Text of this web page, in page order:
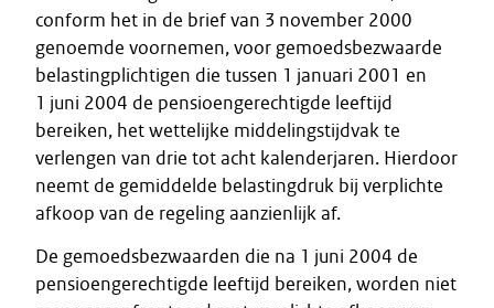
conform het in de brief van 3 november 2000
genoemde voornemen, voor gemoedsbezwaarde
belastingplichtigen die tussen 1 januari 2001 en
1 juni 2004 de pensioengerechtigde leeftijd
bereiken, het wettelijke middelingstijdvak te
verlengen van drie tot acht kalenderjaren. Hierdoor
neemt de gemiddelde belastingdruk bij verplichte
afkoop van de regeling aanzienlijk af.
De gemoedsbezwaarden die na 1 juni 2004 de
pensioengerechtigde leeftijd bereiken, worden niet